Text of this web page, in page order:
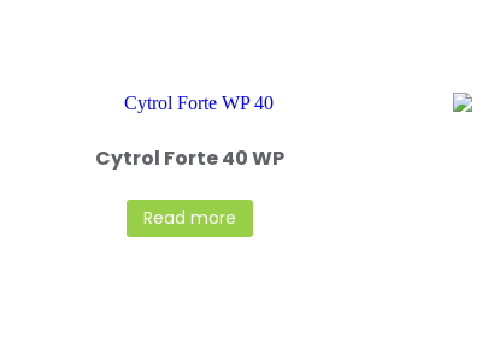
Cytrol Forte 40 WP
Read more